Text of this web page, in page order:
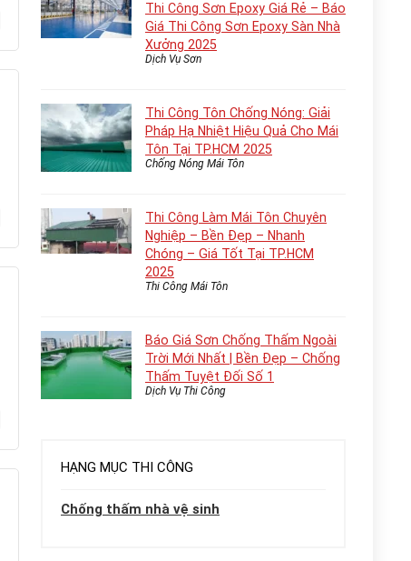
Thi Công Sơn Epoxy Giá Rẻ – Báo
Giá Thi Công Sơn Epoxy Sàn Nhà
Xưởng 2025
Dịch Vụ Sơn
Thi Công Tôn Chống Nóng: Giải
Pháp Hạ Nhiệt Hiệu Quả Cho Mái
Tôn Tại TP.HCM 2025
Chống Nóng Mái Tôn
Thi Công Làm Mái Tôn Chuyên
Nghiệp – Bền Đẹp – Nhanh
Chóng – Giá Tốt Tại TP.HCM
2025
Thi Công Mái Tôn
Báo Giá Sơn Chống Thấm Ngoài
Trời Mới Nhất | Bền Đẹp – Chống
Thấm Tuyệt Đối Số 1
Dịch Vụ Thi Công
HẠNG MỤC THI CÔNG
Chống thấm nhà vệ sinh